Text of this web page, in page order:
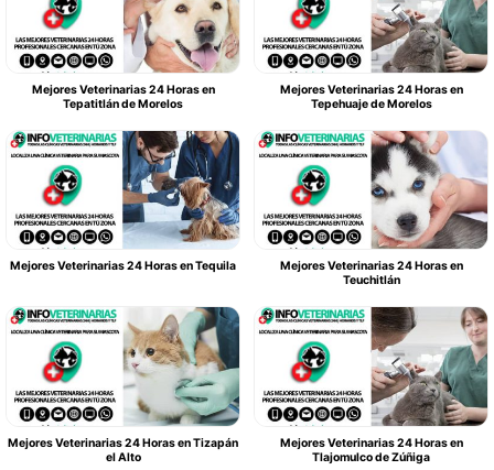
Mejores Veterinarias 24 Horas en
Tepatitlán de Morelos
Mejores Veterinarias 24 Horas en
Tepehuaje de Morelos
Mejores Veterinarias 24 Horas en Tequila
Mejores Veterinarias 24 Horas en
Teuchitlán
Mejores Veterinarias 24 Horas en Tizapán
el Alto
Mejores Veterinarias 24 Horas en
Tlajomulco de Zúñiga